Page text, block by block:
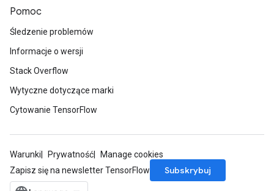
Pomoc
Śledzenie problemów
Informacje o wersji
Stack Overflow
Wytyczne dotyczące marki
Cytowanie TensorFlow
Warunki Prywatność
Manage cookies
Zapisz się na newsletter TensorFlow
Subskrybuj